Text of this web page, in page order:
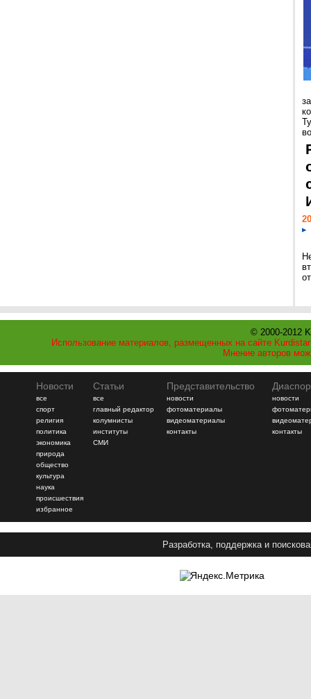
© 2000-2012
Использование материалов, размещенных на сайте
Мнение авторов
Новости
все
спорт
религия
политика
экономика
природа
общество
культура
наука
происшествия
избранное
Статьи
все
главный редактор
колумнисты
институты
СМИ
Представительство
новости
фотоматериалы
видеоматериалы
контакты
новости
контакты
Разработка, поддержка и